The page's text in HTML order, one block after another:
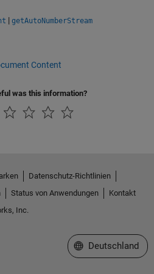
| getAutoNumberStream
Content
was this information?
Datenschutz-Richtlinien
Status von Anwendungen
Kontakt
Inc.
Website auswählen
Deutschland